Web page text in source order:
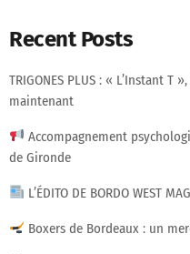
Recent Posts
TRIGONES PLUS : « L’Instant
maintenant
Accompagnement
de Gironde
L’ÉDITO DE BORDO WEST MAG
Boxers de Bordeaux : un